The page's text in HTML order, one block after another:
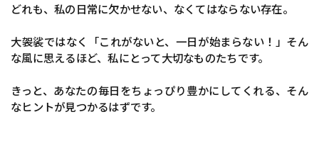
どれも、私の日常に欠かせない、なくてはならない存在。
大袈裟ではなく「これがないと、一日が始まらない！」そん
な風に思えるほど、私にとって大切なものたちです。
きっと、あなたの毎日をちょっぴり豊かにしてくれる、そん
なヒントが見つかるはずです。